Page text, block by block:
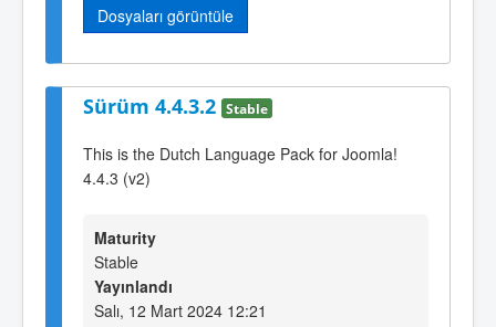
Dosyaları görüntüle
Sürüm 4.4.3.2 Stable
This is the Dutch Language Pack for Joomla!
4.4.3 (v2)
Maturity
Stable
Yayınlandı
Salı, 12 Mart 2024 12:21